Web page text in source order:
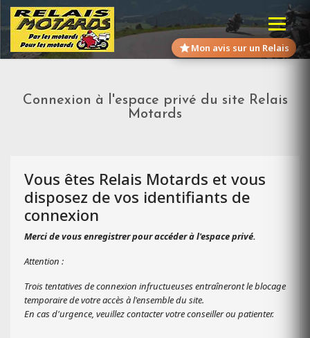
Mon avis sur un Relais
Connexion à l'espace privé du site Relais
Motards
Vous êtes Relais Motards et vous
disposez de vos identifiants de
connexion
Merci de vous enregistrer pour accéder à l'espace privé.
Attention :
Trois tentatives de connexion infructueuses entraîneront le blocage
temporaire de votre accès à l'ensemble du site.
En cas d'urgence, veuillez contacter votre conseiller ou patienter.